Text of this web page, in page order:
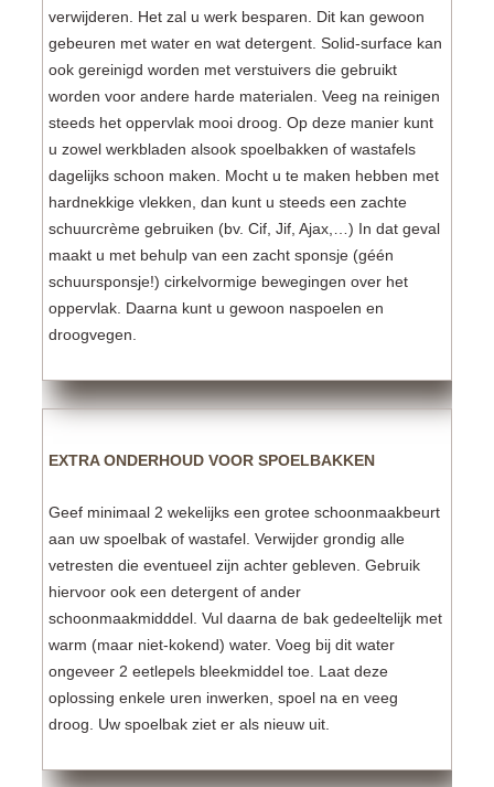
verwijderen. Het zal u werk besparen. Dit kan gewoon
gebeuren met water en wat detergent. Solid-surface kan
ook gereinigd worden met verstuivers die gebruikt
worden voor andere harde materialen. Veeg na reinigen
steeds het oppervlak mooi droog. Op deze manier kunt
u zowel werkbladen alsook spoelbakken of wastafels
dagelijks schoon maken. Mocht u te maken hebben met
hardnekkige vlekken, dan kunt u steeds een zachte
schuurcrème gebruiken (bv. Cif, Jif, Ajax,…) In dat geval
maakt u met behulp van een zacht sponsje (géén
schuursponsje!) cirkelvormige bewegingen over het
oppervlak. Daarna kunt u gewoon naspoelen en
droogvegen.
EXTRA ONDERHOUD VOOR SPOELBAKKEN
Geef minimaal 2 wekelijks een grotee schoonmaakbeurt
aan uw spoelbak of wastafel. Verwijder grondig alle
vetresten die eventueel zijn achter gebleven. Gebruik
hiervoor ook een detergent of ander
schoonmaakmidddel. Vul daarna de bak gedeeltelijk met
warm (maar niet-kokend) water. Voeg bij dit water
ongeveer 2 eetlepels bleekmiddel toe. Laat deze
oplossing enkele uren inwerken, spoel na en veeg
droog. Uw spoelbak ziet er als nieuw uit.